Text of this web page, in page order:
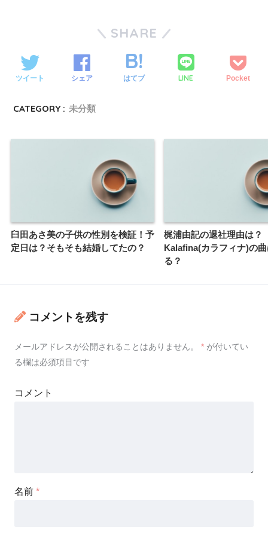
SHARE
ツイート シェア はてブ LINE Pocket
CATEGORY : 未分類
臼田あさ美の子供の性別を検証！予
定日は？そもそも結婚してたの？
梶浦由記の退社理由は？
Kalafina(カラフィナ)の
る？
コメントを残す
メールアドレスが公開されることはありません。 * が付いてい
る欄は必須項目です
コメント
名前 *